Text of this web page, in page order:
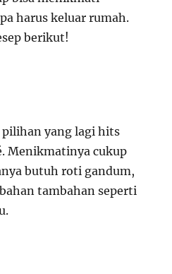
harus keluar rumah.
berikut!
pilihan yang lagi hits
Menikmatinya cukup
butuh roti gandum,
tambahan seperti